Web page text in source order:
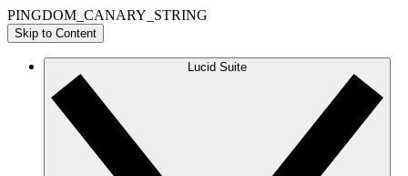
PINGDOM_CANARY_STRING
Skip to Content
Lucid Suite